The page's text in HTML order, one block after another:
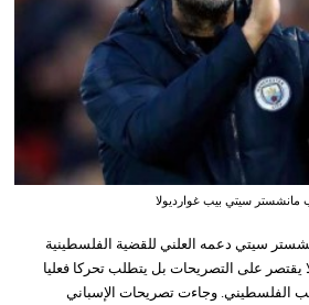
مانشستر سيتي بيب غوارديولا
سيتي دعمه العلني للقضية الفلسطينية
يقتصر على التصريحات بل يتطلب تحركا فعليا
الفلسطيني. وجاءت تصريحات الإسباني